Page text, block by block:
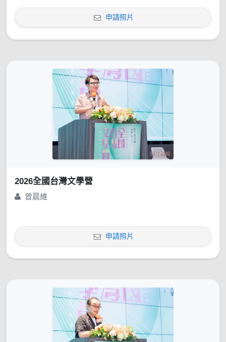
申請照片
2026全國台灣文學營
曾晨維
申請照片